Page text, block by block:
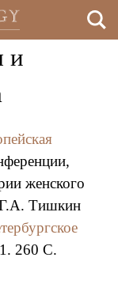
и
женского
Г.А. Тишкин
260 C.